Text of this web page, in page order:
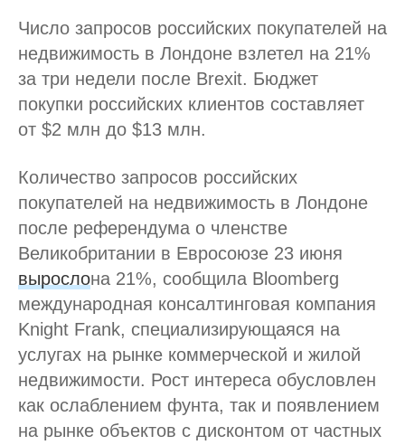
Число запросов российских покупателей на
недвижимость в Лондоне взлетел на 21%
за три недели после Brexit. Бюджет
покупки российских клиентов составляет
от $2 млн до $13 млн.
Количество запросов российских
покупателей на недвижимость в Лондоне
после референдума о членстве
Великобритании в Евросоюзе 23 июня
вырослона 21%, сообщила Bloomberg
международная консалтинговая компания
Knight Frank, специализирующаяся на
услугах на рынке коммерческой и жилой
недвижимости. Рост интереса обусловлен
как ослаблением фунта, так и появлением
на рынке объектов с дисконтом от частных